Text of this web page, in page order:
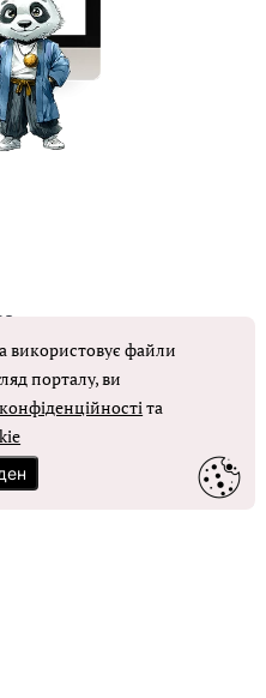
ДОСТУП
використовує файли
порталу, ви
та